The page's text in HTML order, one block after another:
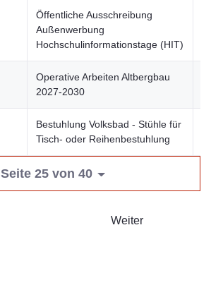
Öffentliche Ausschreibung
Außenwerbung
Hochschulinformationstage (HIT)
Operative Arbeiten Altbergbau
2027-2030
Bestuhlung Volksbad - Stühle für
Tisch- oder Reihenbestuhlung
Seite 25 von 40
Weiter